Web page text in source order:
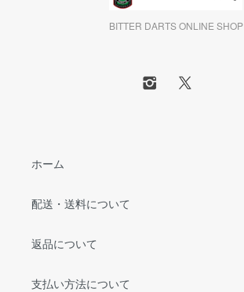
BITTER DARTS ONLINE SHOP
ホーム
配送・送料について
返品について
支払い方法について